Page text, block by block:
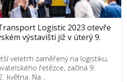
Logistic 2023 otevře
výstavišti již v úterý 9.
veletrh zaměřený na logistiku,
řetězce, začíná 9.
května. Na…